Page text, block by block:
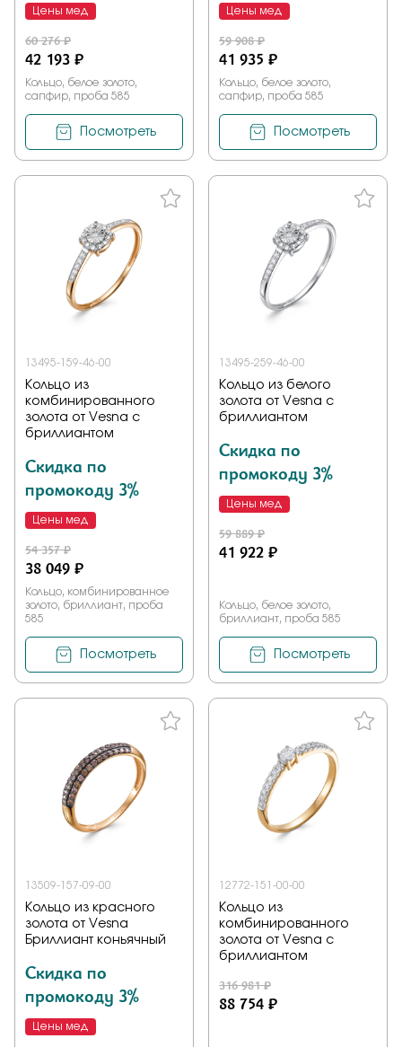
Цены мед
60 276 ₽
42 193 ₽
Кольцо, белое золото,
сапфир, проба 585
Посмотреть
Цены мед
59 908 ₽
41 935 ₽
Кольцо, белое золото,
сапфир, проба 585
Посмотреть
13495-159-46-00
Кольцо из
комбинированного
золота от Vesna с
бриллиантом
Скидка по
промокоду 3%
Цены мед
54 357 ₽
38 049 ₽
Кольцо, комбинированное
золото, бриллиант, проба
585
Посмотреть
13495-259-46-00
Кольцо из белого
золота от Vesna с
бриллиантом
Скидка по
промокоду 3%
Цены мед
59 889 ₽
41 922 ₽
Кольцо, белое золото,
бриллиант, проба 585
Посмотреть
13509-157-09-00
Кольцо из красного
золота от Vesna
Бриллиант коньячный
Скидка по
промокоду 3%
Цены мед
12772-151-00-00
Кольцо из
комбинированного
золота от Vesna с
бриллиантом
316 981 ₽
88 754 ₽